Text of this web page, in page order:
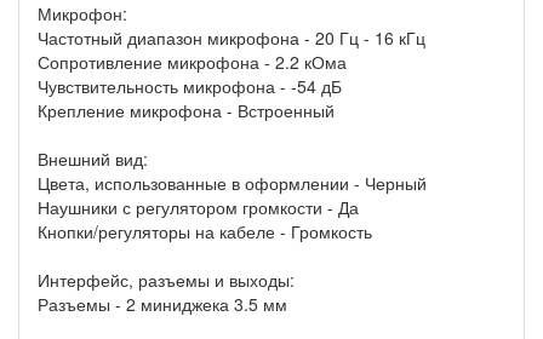
Микрофон:
Частотный диапазон микрофона - 20 Гц - 16 кГц
Сопротивление микрофона - 2.2 кОма
Чувствительность микрофона - -54 дБ
Крепление микрофона - Встроенный
Внешний вид:
Цвета, использованные в оформлении - Черный
Наушники с регулятором громкости - Да
Кнопки/регуляторы на кабеле - Громкость
Интерфейс, разъемы и выходы:
Разъемы - 2 миниджека 3.5 мм